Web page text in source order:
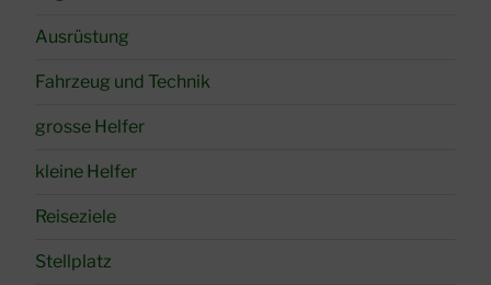
Ausrüstung
Fahrzeug und Technik
grosse Helfer
kleine Helfer
Reiseziele
Stellplatz